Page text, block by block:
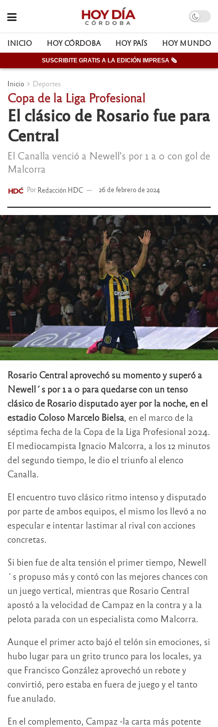
INICIO HOY CÓRDOBA HOY PAÍS HOY MUNDO
SUSCRIBITE GRATIS A LA EDICIÓN IMPRESA 🗞
Inicio Deportes
Copa de la Liga Profesional
El clásico de Rosario fue para
Central
El Canalla venció a Newell's por 1 a 0 con gol de
Malcorra
Por Redacción HDC 26 de febrero de 2024
Rosario Central aprovechó su momento y superó a
Newell´s por 1 a 0 para quedarse con un tenso
clásico de Rosario disputado ayer por la noche, en el
estadio Coloso Marcelo Bielsa, en el marco de la
séptima fecha de la Copa de la Liga Profesional 2024.
El mediocampista Ignacio Malcorra, a los 12 minutos
del segundo tiempo, le dio el triunfo al elenco
Canalla.
El encuentro tuvo clásico ritmo intenso y disputado
por parte de ambos equipos, el mismo los llevó a no
especular e intentar lastimar al rival con acciones
concretas.
Si bien fue de alta tensión el primer tiempo, Newell
´s propuso más y contó con las mejores chances con
un juego vertical, mientras que Rosario Central
apostó a la velocidad de Campaz en la contra y a la
pelota parada con un especialista como Malcorra.
Aunque el primer acto bajó el telón sin emociones, si
hubo lugar para un grito trunco para los locales, ya
que Francisco González aprovechó un rebote y
convirtió, pero estaba en fuera de juego y el tanto
fue anulado.
En el complemento, Campaz -la carta más potente